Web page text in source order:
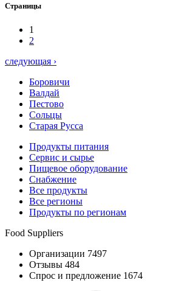
Страницы
1
2
следующая ›
Боровичи
Валдай
Пестово
Сольцы
Старая Русса
Продукты питания
Сервис и сырье
Пищевое оборудование
Снабжение
Все продукты
Все регионы
Продукты по регионам
Food Suppliers
Организации 7497
Отзывы 484
Спрос и предложение 1674